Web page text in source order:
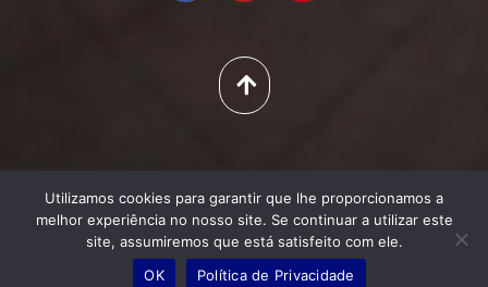
© 2025. Dicas Constantes,
Todos os Direitos Reservados
Utilizamos cookies para garantir que lhe proporcionamos a
melhor experiência no nosso site. Se continuar a utilizar este
site, assumiremos que está satisfeito com ele.
OK
Política de Privacidade